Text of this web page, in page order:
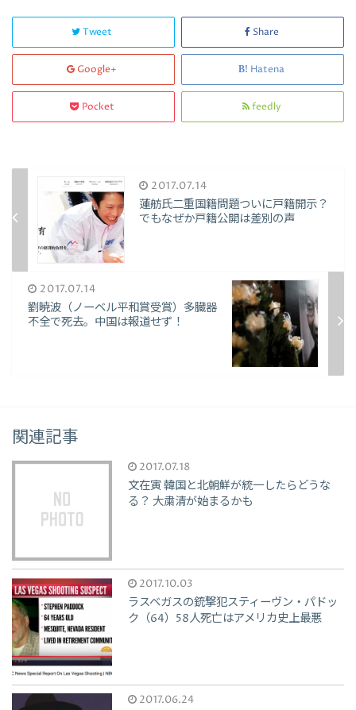
Tweet Share
Google+ Hatena
Pocket feedly
2017.07.14
蓮舫氏二重国籍問題ついに戸籍開示？
でもなぜか戸籍公開は差別の声
2017.07.14
劉暁波（ノーベル平和賞受賞）多臓器
不全で死去。中国は報道せず！
関連記事
2017.07.18
文在寅 韓国と北朝鮮が統一したらどうな
る？ 大粛清が始まるかも
2017.10.03
ラスベガスの銃撃犯スティーヴン・パドッ
ク（64）58人死亡はアメリカ史上最悪
2017.06.24